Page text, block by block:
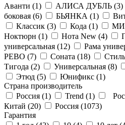
Аванти (1) АЛИСА ДУБЛЬ (3)
боковая (6) БЬЯНКА (1)
Классик (3) Кода (1)
Ноктюрн (1) Нота New (4)
универсальная (12) Рама
РЕВО (7) Соната (18)
Тигода (2) Универсальная (8)
Этюд (5) Юнификс (1)
Страна производитель
Россия (1) Trend (1)
Китай (20) Россия (1073)
Гарантия